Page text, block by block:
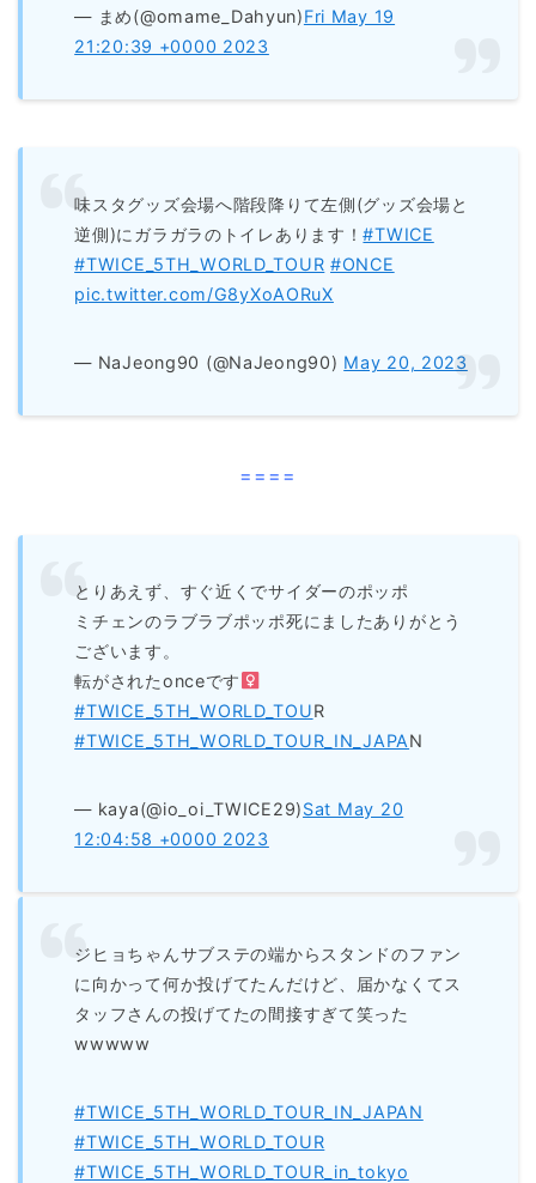
— まめ(@omame_Dahyun)Fri May 19
21:20:39 +0000 2023
味スタグッズ会場へ階段降りて左側(グッズ会場と
逆側)にガラガラのトイレあります！#TWICE
#TWICE_5TH_WORLD_TOUR #ONCE
pic.twitter.com/G8yXoAORuX
— NaJeong90 (@NaJeong90) May 20, 2023
====
とりあえず、すぐ近くでサイダーのポッポ
ミチェンのラブラブポッポ死にましたありがとう
ございます。
転がされたonceです‍
#TWICE_5TH_WORLD_TOUR
#TWICE_5TH_WORLD_TOUR_IN_JAPAN
— kaya(@io_oi_TWICE29)Sat May 20
12:04:58 +0000 2023
ジヒョちゃんサブステの端からスタンドのファン
に向かって何か投げてたんだけど、届かなくてス
タッフさんの投げてたの間接すぎて笑った
wwwww
#TWICE_5TH_WORLD_TOUR_IN_JAPAN
#TWICE_5TH_WORLD_TOUR
#TWICE_5TH_WORLD_TOUR_in_tokyo